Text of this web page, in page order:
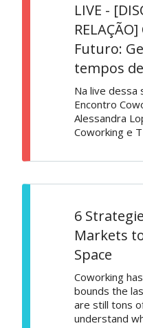
LIVE -
Futuro:
tempos
Na live dessa
Encontro
Alessandra
Coworking e
6
Markets
Space
Coworking
bounds the
are still tons
understand